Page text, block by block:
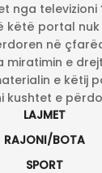
nga televizioni
këtë portal
në
e
e këtij
kushtet e
LAJMET
RAJONI/BOTA
SPORT